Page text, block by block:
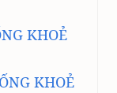
KHOẺ
KHOẺ